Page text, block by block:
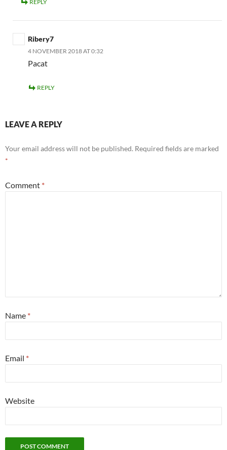
REPLY
Ribery7
4 NOVEMBER 2018 AT 0:32
Pacat
REPLY
LEAVE A REPLY
Your email address will not be published. Required fields are marked
*
Comment *
Name *
Email *
Website